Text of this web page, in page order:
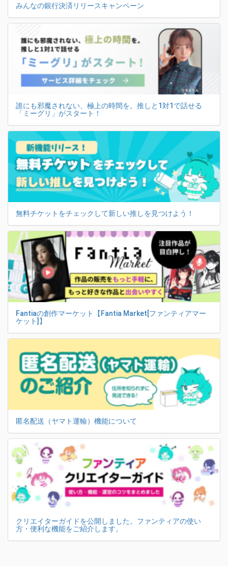
みんなの銀行決済リリースキャンペーン
誰にも邪魔されない、極上の時間を。推しと1対1で話せる
「ミーグリ」がスタート！
無料チケットをチェックして新しい推しを見つけよう！
Fantiaの創作マーケット【Fantia Market[ファンティアマー
ケット]】
匿名配送（ヤマト運輸）機能について
クリエイターガイドを公開しました。ファンティアの使い
方・便利な機能をご紹介します。